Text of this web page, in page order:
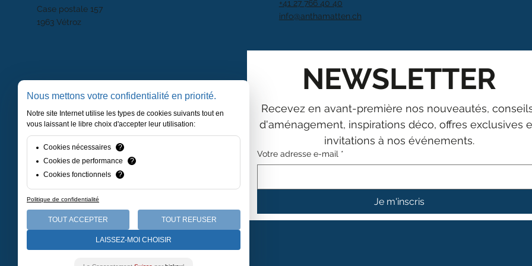
Case postale 157
1963 Vétroz
+41 27 766 40 40
info@anthamatten.ch
NEWSLETTER
Recevez en avant-première nos nouveautés,
d'aménagement, inspirations déco, offres exclusives
invitations à nos événements.
Votre adresse e-mail *
Je m'inscris
Nous mettons votre confidentialité en priorité.
Notre site Internet utilise les types de cookies suivants tout en
vous laissant le libre choix d'accepter leur utilisation:
Cookies nécessaires
?
Cookies de performance
?
Cookies fonctionnels
?
Politique de confidentialité
TOUT ACCEPTER TOUT REFUSER
LAISSEZ-MOI CHOISIR